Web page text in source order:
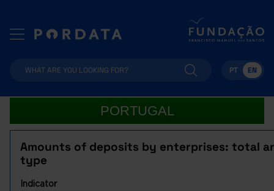
PT EN
PORTUGAL
Amounts of deposits by enterprises: total
type
Indicator